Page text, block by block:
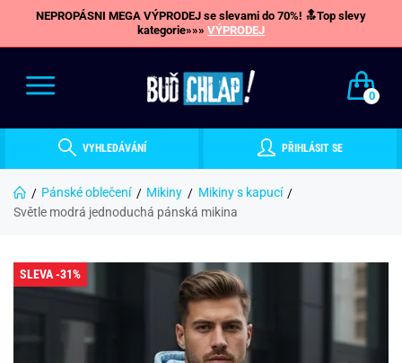
NEPROPÁSNI MEGA VÝPRODEJ se slevami do 70%! 🔝Top slevy
kategorie»»» VÝPRODEJ
0
VYHLEDÁVÁNÍ PŘIHLÁSIT SE
Pánské oblečení Mikiny
Mikiny s kapucí
Světle modrá jednoduchá pánská mikina
SLEVA -31%